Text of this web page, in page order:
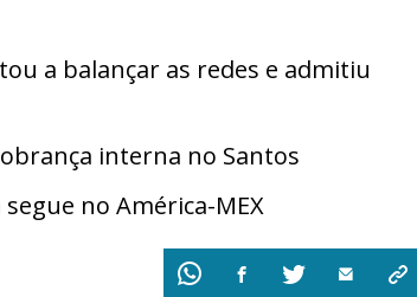
a balançar as redes e admitiu
interna no Santos
no América-MEX